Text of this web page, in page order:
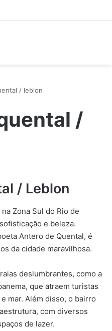
/ leblon
/
/ Leblon
Zona Sul do Rio de
e beleza.
Antero de Quental, é
da cidade maravilhosa.
deslumbrantes, como a
que atraem turistas
mar. Além disso, o bairro
com diversos
de lazer.